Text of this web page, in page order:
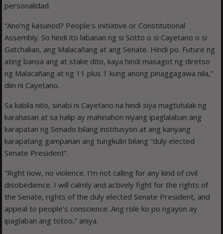
personalidad.
“Ano’ng kasunod? People’s Initiative or Constitutional
Assembly. So hindi ito labanan ng si Sotto o si Cayetano o si
Gatchalian, ang Malacañang at ang Senate. Hindi po. Future ng
ating bansa ang at stake dito, kaya hindi masagot ng diretso
ng Malacañang at ng 11 plus 1 kung anong pinaggagawa nila,”
diin ni Cayetano.
Sa kabila nito, sinabi ni Cayetano na hindi siya magtutulak ng
karahasan at sa halip ay mahinahon niyang ipaglalaban ang
karapatan ng Senado bilang institusyon at ang kanyang
karapatang gampanan ang tungkulin bilang “duly elected
Senate President”.
“Right now, no violence. I’m not calling for any kind of civil
disobedience. I will calmly and actively fight for the rights of
the Senate, rights of the duly elected Senate President, and
appeal to people’s conscience. Ang role ko po ngayon ay
ipaglaban ang totoo,” aniya.